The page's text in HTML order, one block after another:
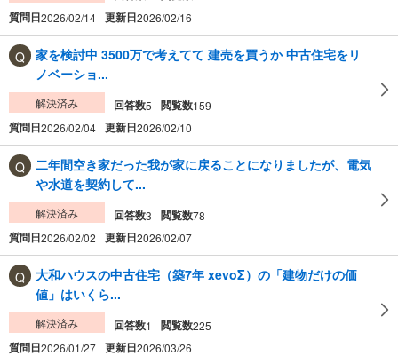
質問日2026/02/14 更新日2026/02/16
家を検討中 3500万で考えてて 建売を買うか 中古住宅をリ
ノベーショ...
解決済み 回答数5 閲覧数159
質問日2026/02/04 更新日2026/02/10
二年間空き家だった我が家に戻ることになりましたが、電気
や水道を契約して...
解決済み 回答数3 閲覧数78
質問日2026/02/02 更新日2026/02/07
大和ハウスの中古住宅（築7年 xevoΣ）の「建物だけの価
値」はいくら...
解決済み 回答数1 閲覧数225
質問日2026/01/27 更新日2026/03/26